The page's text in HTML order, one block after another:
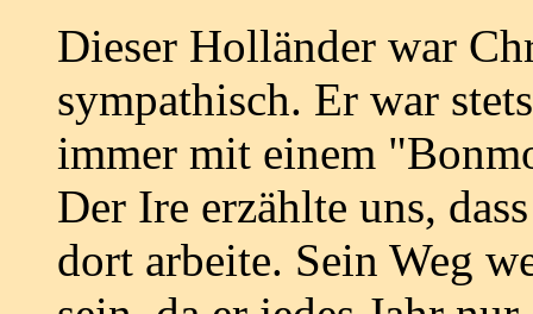
Dieser Holländer war
sympathisch. Er war
immer mit einem
Der Ire erzählte uns,
dort arbeite. Sein Weg